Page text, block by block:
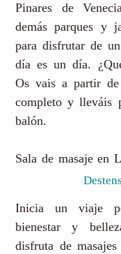
Pinares de
demás parques y
para disfrutar de
día es un día.
Os vais a partir
completo y lleváis
balón.
Sala de masaje en
Inicia un viaje
bienestar y
disfruta de